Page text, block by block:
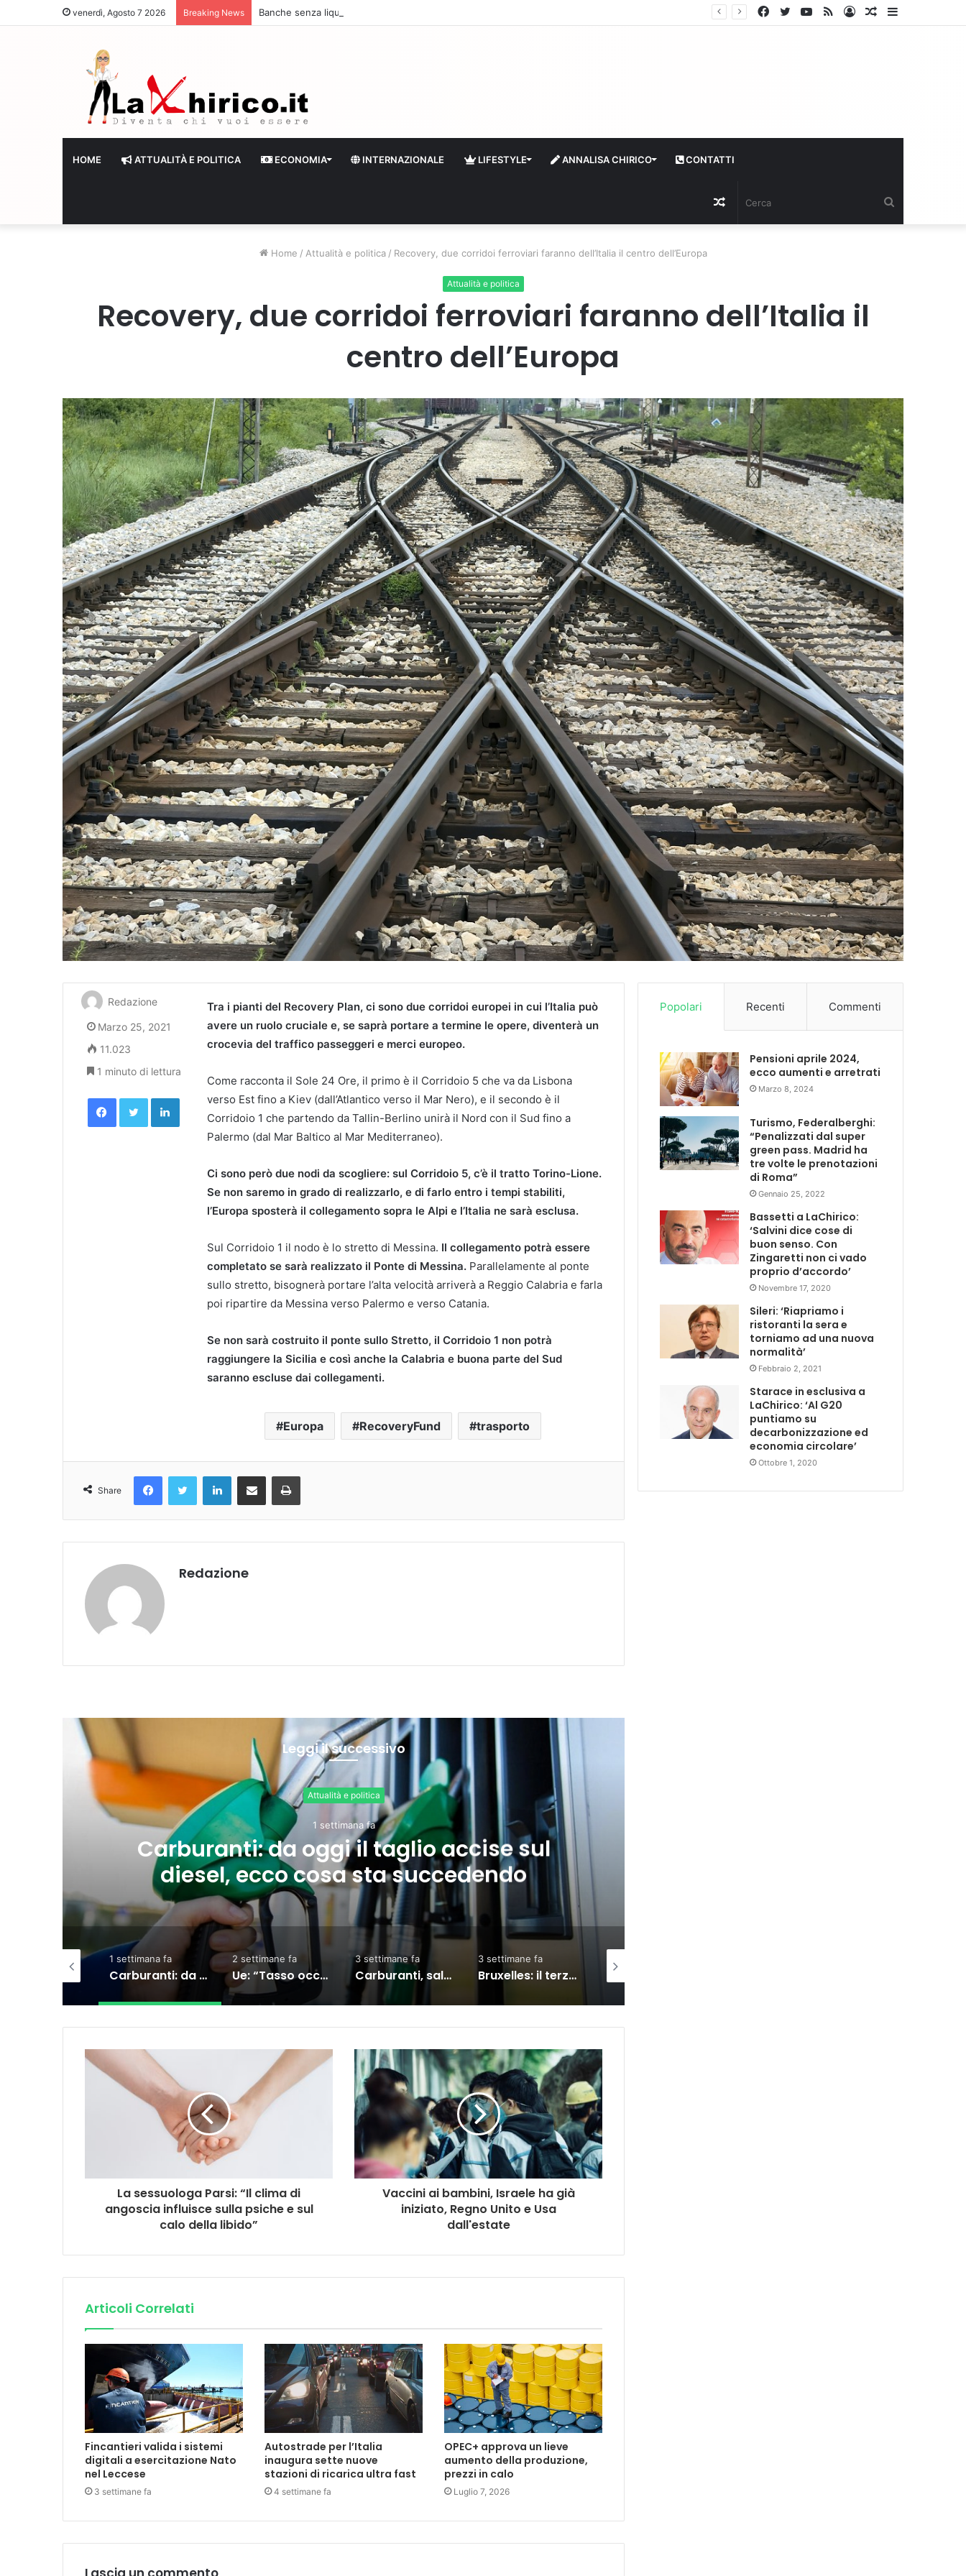
venerdì, Agosto 7 2026 Breaking News Banche senza liquidità e riserve Fmi inutilizzabili: la crisi dell’economia russa
Articolo
Log
RSS
YouTube
Twitter
Facebook
HOME ATTUALITÀ E POLITICA ECONOMIA INTERNAZIONALE LIFESTYLE ANNALISA CHIRICO CONTATTI
Articolo
Home / Attualità e politica / Recovery, due corridoi ferroviari faranno dell’Italia il centro dell’Europa
Attualità e politica
Recovery, due corridoi ferroviari faranno dell’Italia il
centro dell’Europa
Tra i pianti del Recovery Plan, ci sono due corridoi europei in cui l’Italia può
avere un ruolo cruciale e, se saprà portare a termine le opere, diventerà un
crocevia del traffico passeggeri e merci europeo.
Come racconta il Sole 24 Ore, il primo è il Corridoio 5 che va da Lisbona
verso Est fino a Kiev (dall’Atlantico verso il Mar Nero), e il secondo è il
Corridoio 1 che partendo da Tallin-Berlino unirà il Nord con il Sud fino a
Palermo (dal Mar Baltico al Mar Mediterraneo).
Ci sono però due nodi da scogliere: sul Corridoio 5, c’è il tratto Torino-Lione.
Se non saremo in grado di realizzarlo, e di farlo entro i tempi stabiliti,
l’Europa sposterà il collegamento sopra le Alpi e l’Italia ne sarà esclusa.
Sul Corridoio 1 il nodo è lo stretto di Messina. Il collegamento potrà essere
completato se sarà realizzato il Ponte di Messina. Parallelamente al ponte
sullo stretto, bisognerà portare l’alta velocità arriverà a Reggio Calabria e farla
poi ripartire da Messina verso Palermo e verso Catania.
Se non sarà costruito il ponte sullo Stretto, il Corridoio 1 non potrà
raggiungere la Sicilia e così anche la Calabria e buona parte del Sud
saranno escluse dai collegamenti.
Europa RecoveryFund trasporto
Redazione
Marzo 25, 2021
11.023
1 minuto di lettura
Facebook Twitter LinkedIn
Share
Redazione
Leggi il successivo
Economia
2 settimane fa
Ue: “Tasso occupazione al 76,3%, ma
indietro su formazione e povertà”
2 settimane fa
Ue: “Tasso occupazione al 76,3%, ma indietro su formazione e povertà”
3 settimane fa
Carburanti, salgono prezzi: diesel self vola oltre i 2 euro al litro
3 settimane fa
Bruxelles: il terzo Consiglio sul commercio Ue-India, partnership rafforzata
3 giorni fa
Meta, TikTok, Snap e YouTube affrontano una nuova causa legale negli Stati Uniti
La sessuologa Parsi: “Il clima di
angoscia influisce sulla psiche e sul
calo della libido”
Vaccini ai bambini, Israele ha già
iniziato, Regno Unito e Usa
dall'estate
Articoli Correlati
Fincantieri valida i sistemi
digitali a esercitazione Nato
nel Leccese
3 settimane fa
Autostrade per l’Italia
inaugura sette nuove
stazioni di ricarica ultra fast
4 settimane fa
OPEC+ approva un lieve
aumento della produzione,
prezzi in calo
Luglio 7, 2026
Popolari Recenti Commenti
Pensioni aprile 2024,
ecco aumenti e arretrati
Marzo 8, 2024
Turismo, Federalberghi:
“Penalizzati dal super
green pass. Madrid ha
tre volte le prenotazioni
di Roma”
Gennaio 25, 2022
Bassetti a LaChirico:
‘Salvini dice cose di
buon senso. Con
Zingaretti non ci vado
proprio d’accordo’
Novembre 17, 2020
Sileri: ‘Riapriamo i
ristoranti la sera e
torniamo ad una nuova
normalità’
Febbraio 2, 2021
Starace in esclusiva a
LaChirico: ‘Al G20
puntiamo su
decarbonizzazione ed
economia circolare’
Ottobre 1, 2020